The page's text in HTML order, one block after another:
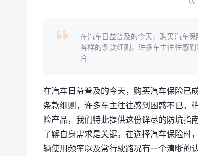
在汽车日益普及的今天，购买汽车
各样的条款细则，许多车主往往感
合
在汽车日益普及的今天，购买汽车保险已
条款细则，许多车主往往感到困惑不已，
险产品，我们特此提供这份详尽的防坑指南
了解自身需求是关键。在选择汽车保险时
辆使用频率以及常行驶路况有一个清晰的